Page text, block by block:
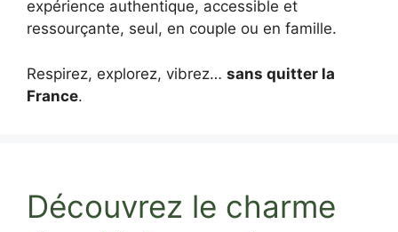
expérience authentique, accessible et
ressourçante, seul, en couple ou en famille.
Respirez, explorez, vibrez… sans quitter la
France.
Découvrez le charme